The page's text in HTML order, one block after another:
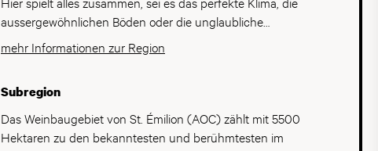
80% aus Merlot und zu 20% aus Cabernet Franc. Dieses
kräftige, konzentrierte Weine. Einen wesentlichen Einfluss
Michel Rolland, der ein enger Freund der Familie ist und
ihnen während der Vinifikation beratend zur Seite steht.,
Bis zum Jahr 1985 gehörte der Besitzer Jean Dutruilh zur
aussergewöhnlichen Böden oder die unglaubliche
Weinbautradition mit einem enormen Erfahrungs- und
Wissensschatz. Damit zählt Bordeaux unbestreitbar zu
atlantische Klima mit feuchten, milden Wintern,
regnerischem Frühjahr und trockenen, heissen Sommern
und Frühherbst schafft perfekte Voraussetzungen für die
mehr Informationen zur Region
Subregion
Das Weinbaugebiet von St. Émilion (AOC) zählt mit 5500
Hektaren zu den bekanntesten und berühmtesten im